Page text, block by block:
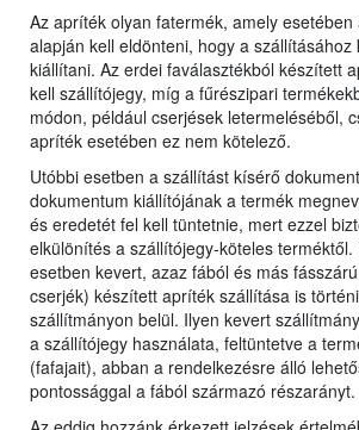
Az apríték olyan fatermék, amely
alapján kell eldönteni, hogy a
kiállítani. Az erdei faválasztékból készített
kell szállítójegy, míg a fűrészipari
módon, például cserjések letermeléséből,
apríték esetében ez nem kötelező.
Utóbbi esetben a szállítást kísérő
dokumentum kiállítójának a termék
és eredetét fel kell tüntetnie, mert ezzel
elkülönítés a szállítójegy-köteles
esetben kevert, azaz fából és más
cserjék) készített apríték szállítása is
szállítmányon belül. Ilyen kevert
a szállítójegy használata, feltüntetve a
(fafajait), abban a rendelkezésre álló
pontossággal a fából származó részarányt.